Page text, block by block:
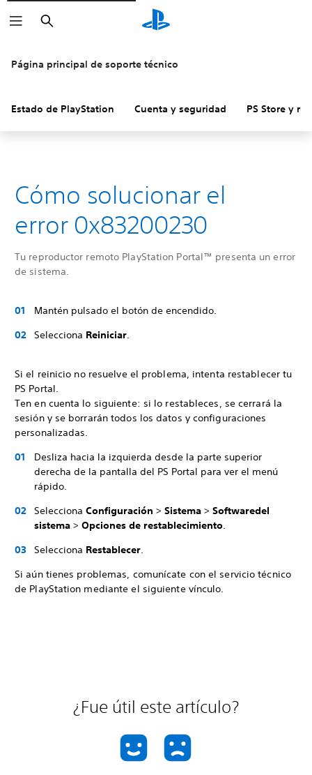
Buscar
Página principal de soporte técnico
Estado de PlayStation Cuenta y seguridad PS Store y
Cómo solucionar el
error 0x83200230
Tu reproductor remoto PlayStation Portal™ presenta un error
de sistema.
Mantén pulsado el botón de encendido.
Selecciona Reiniciar.
Si el reinicio no resuelve el problema, intenta restablecer tu
PS Portal.
Ten en cuenta lo siguiente: si lo restableces, se cerrará la
sesión y se borrarán todos los datos y configuraciones
personalizadas.
Desliza hacia la izquierda desde la parte superior
derecha de la pantalla del PS Portal para ver el menú
rápido.
Selecciona Configuración > Sistema > Softwaredel
sistema > Opciones de restablecimiento.
Selecciona Restablecer.
Si aún tienes problemas, comunícate con el servicio técnico
de PlayStation mediante el siguiente vínculo.
¿Fue útil este artículo?